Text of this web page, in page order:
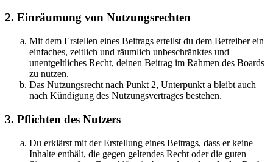
2. Einräumung von Nutzungsrechten
Mit dem Erstellen eines Beitrags erteilst du dem Betreiber ein
einfaches, zeitlich und räumlich unbeschränktes und
unentgeltliches Recht, deinen Beitrag im Rahmen des Boards
zu nutzen.
Das Nutzungsrecht nach Punkt 2, Unterpunkt a bleibt auch
nach Kündigung des Nutzungsvertrages bestehen.
3. Pflichten des Nutzers
Du erklärst mit der Erstellung eines Beitrags, dass er keine
Inhalte enthält, die gegen geltendes Recht oder die guten